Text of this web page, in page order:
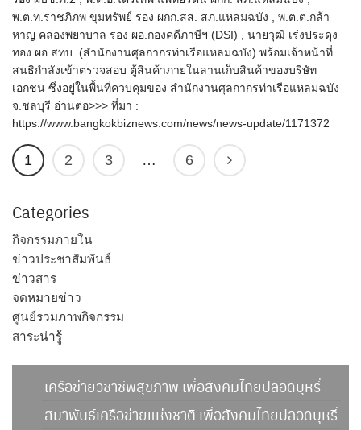
พ.ต.ท.ราชภิภพ ขุมทรัพย์ รอง ผกก.สส. สภ.แหลมฉบัง , พ.ต.ต.กล้า
หาญ คล่องพยาบาล รอง ผอ.กองคดีภาษีฯ (DSI) , นายวุฒิ เร่งประดุง
ทอง ผอ.สทบ. (สำนักงานศุลกากรท่าเรือแหลมฉบัง) พร้อมเจ้าหน้าที่
สนธิกำลังเข้าตรวจสอบ ตู้สินค้าภายในลานเก็บสินค้าของบริษัท
เอกชน ซึ่งอยู่ในพื้นที่ควบคุมของ สำนักงานศุลกากรท่าเรือแหลมฉบัง
จ.ชลบุรี อ่านต่อ>>> ที่มา :
https://www.bangkokbiznews.com/news/news-update/1171372
1 2 3 … 6
Categories
กิจกรรมภายใน
ข่าวประชาสัมพันธ์
ข่าวสาร
จดหมายข่าว
ศูนย์รวมภาพกิจกรรม
สาระน่ารู้
เครือข่ายวิชาชีพสุขภาพ เพื่อสังคมไทยปลอดบุหรี่
สมาพันธ์เครือข่ายแห่งชาติ เพื่อสังคมไทยปลอดบุหรี่